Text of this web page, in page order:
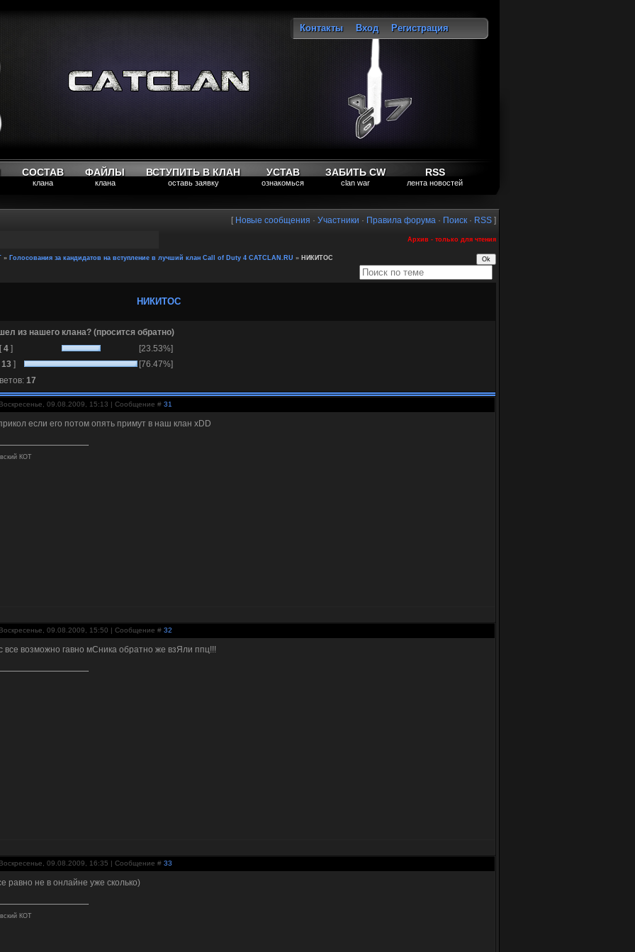
Контакты Вход
Регистрация
СОСТАВ
клана
ФАЙЛЫ
клана
ВСТУПИТЬ В КЛАН
оставь заявку
УСТАВ
ознакомься
ЗАБИТЬ CW
clan war
RSS
лента новостей
[ Новые сообщения · Участники · Правила форума · Поиск · RSS ]
Архив - только для чтения
» Голосования за кандидатов на вступление в лучший клан Call of Duty 4 CATCLAN.RU » НИКИТОС
НИКИТОС
из нашего клана? (просится обратно)
[ 4 ]
[23.53%]
13 ]
[76.47%]
17
09.08.2009, 15:13 | Сообщение # 31
если его потом опять примут в наш клан xDD
КОТ
09.08.2009, 15:50 | Сообщение # 32
все возможно гавно мСника обратно же взЯли ппц!!!
09.08.2009, 16:35 | Сообщение # 33
равно не в онлайне уже сколько)
КОТ